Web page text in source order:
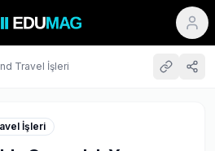
Travel İşleri
İşleri